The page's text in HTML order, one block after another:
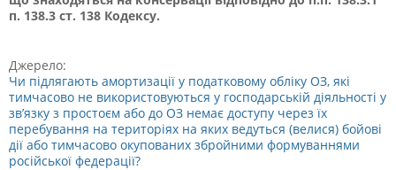
п. 138.3 ст. 138 Кодексу.
Джерело:
Чи підлягають амортизації у податковому обліку ОЗ, які
тимчасово не використовуються у господарській діяльності у
зв’язку з простоєм або до ОЗ немає доступу через їх
перебування на територіях на яких ведуться (велися) бойові
дії або тимчасово окупованих збройними формуваннями
російської федерації?